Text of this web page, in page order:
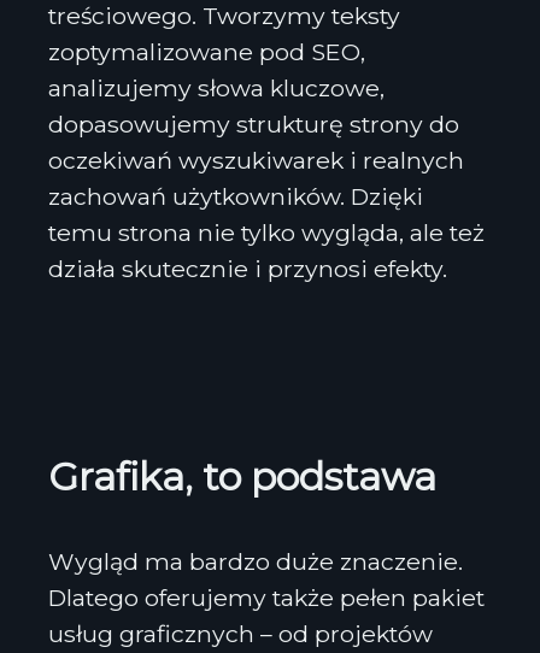
treściowego. Tworzymy teksty
zoptymalizowane pod SEO,
analizujemy słowa kluczowe,
dopasowujemy strukturę strony do
oczekiwań wyszukiwarek i realnych
zachowań użytkowników. Dzięki
temu strona nie tylko wygląda, ale też
działa skutecznie i przynosi efekty.
Grafika, to podstawa
Wygląd ma bardzo duże znaczenie.
Dlatego oferujemy także pełen pakiet
usług graficznych – od projektów